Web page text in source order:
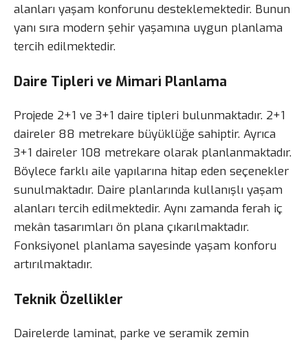
alanları yaşam konforunu desteklemektedir. Bunun
yanı sıra modern şehir yaşamına uygun planlama
tercih edilmektedir.
Daire Tipleri ve Mimari Planlama
Projede 2+1 ve 3+1 daire tipleri bulunmaktadır. 2+1
daireler 88 metrekare büyüklüğe sahiptir. Ayrıca
3+1 daireler 108 metrekare olarak planlanmaktadır.
Böylece farklı aile yapılarına hitap eden seçenekler
sunulmaktadır. Daire planlarında kullanışlı yaşam
alanları tercih edilmektedir. Aynı zamanda ferah iç
mekân tasarımları ön plana çıkarılmaktadır.
Fonksiyonel planlama sayesinde yaşam konforu
artırılmaktadır.
Teknik Özellikler
Dairelerde laminat, parke ve seramik zemin